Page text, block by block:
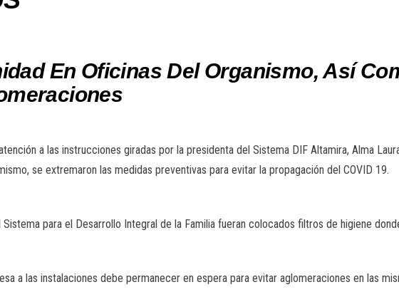
En Oficinas Del Organismo, Así
a las instrucciones giradas por la presidenta del Sistema DIF Altamira, Alma
se extremaron las medidas preventivas para evitar la propagación del COVID 19.
para el Desarrollo Integral de la Familia fueran colocados filtros de higiene
a las instalaciones debe permanecer en espera para evitar aglomeraciones en las